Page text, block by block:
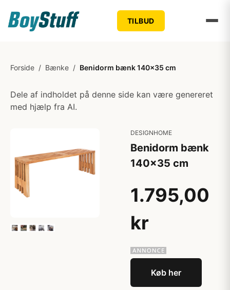
TILBUD
Forside / Bænke / Benidorm bænk 140x35 cm
Dele af indholdet på denne side kan være genereret
med hjælp fra AI.
DESIGNHOME
Benidorm bænk
140x35 cm
1.795,00
kr
Køb her